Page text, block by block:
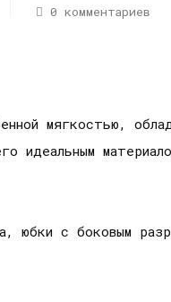
0 комментариев
мягкостью,
идеальным
юбки с боковым